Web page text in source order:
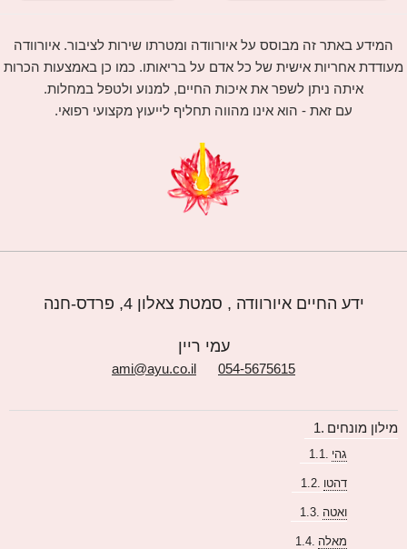
המידע באתר זה מבוסס על איורוודה ומטרתו שירות לציבור. איורוודה
מעודדת אחריות אישית של כל אדם על בריאותו. כמו כן באמצעות הכרות
איתה ניתן לשפר את איכות החיים, למנוע ולטפל במחלות.
עם זאת - הוא אינו מהווה תחליף לייעוץ מקצועי רפואי.
ידע החיים איורוודה , סמטת צאלון 4, פרדס-חנה
עמי ריין
054-5675615
ami@ayu.co.il
מילון מונחים
גהי
דהטו
ואטה
מאלה